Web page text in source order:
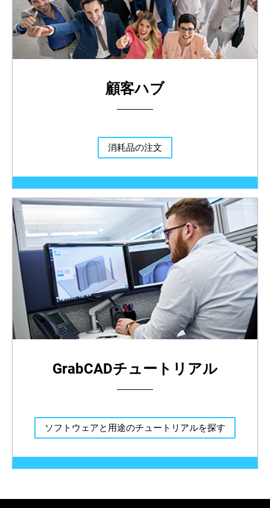
顧客ハブ
消耗品の注文
GrabCADチュートリアル
ソフトウェアと用途のチュートリアルを探す